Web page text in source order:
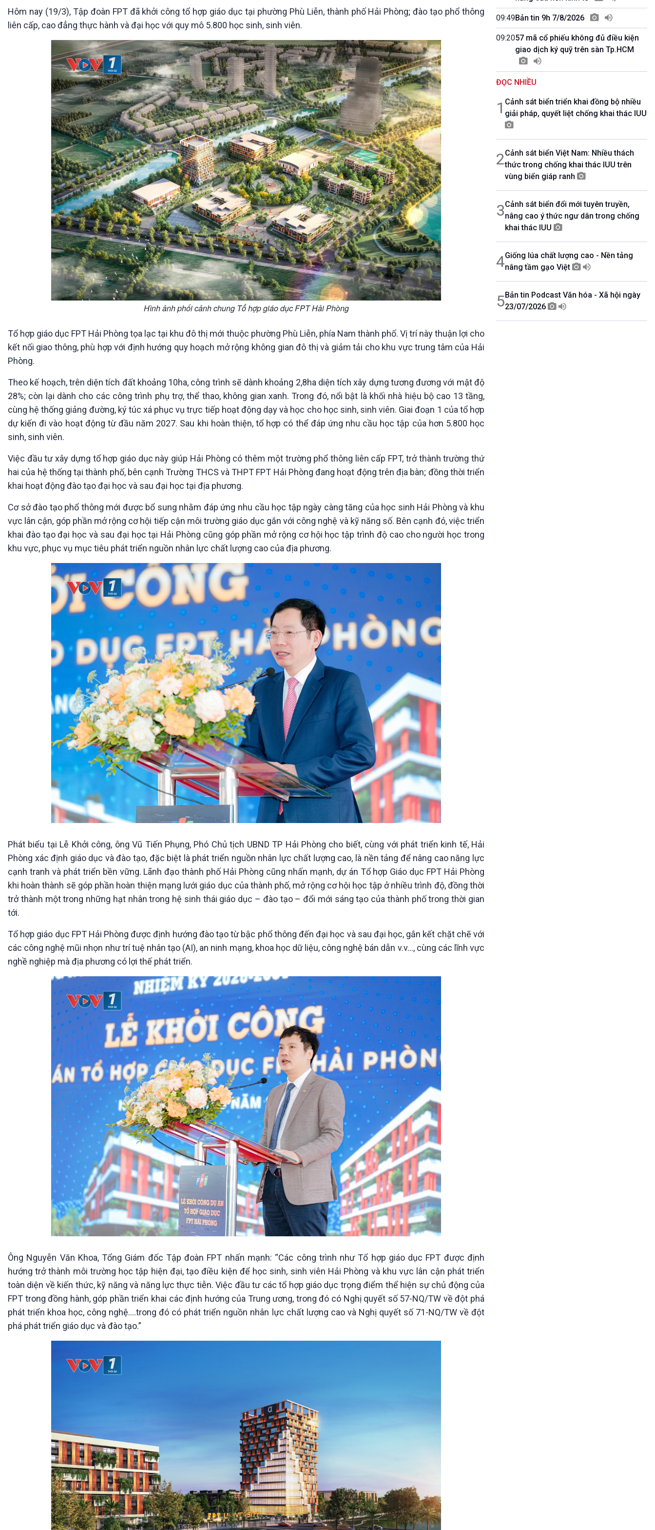
Chuyển đổi Xanh
Tài nguyên và Môi trường
Chuyên gia của bạn
Xã hội chuyển động
Bước chân đến trường
Sống chung với biến đổi
khí hậu
Câu chuyện Thể thao
Infographic
10 phút Sự kiện - Luận bàn
Câu chuyện thời sự
Dòng chảy sự kiện
Đối thoại
Diễn đàn chủ nhật
VOV1 đặc biệt
Thanh âm ký sự
Chân dung cuộc sống
Các chương trình đặc biệt
Hôm nay (19/3), Tập đoàn FPT đã khởi công tổ hợp giáo dục tại phường Phù Liễn, thành phố Hải Phòng; đào tạo phổ thông
liên cấp, cao đẳng thực hành và đại học với quy mô 5.800 học sinh, sinh viên.
Hình ảnh phối cảnh chung Tổ hợp giáo dục FPT Hải Phòng
Tổ hợp giáo dục FPT Hải Phòng tọa lạc tại khu đô thị mới thuộc phường Phù Liễn, phía Nam thành phố. Vị trí này thuận lợi cho
kết nối giao thông, phù hợp với định hướng quy hoạch mở rộng không gian đô thị và giảm tải cho khu vực trung tâm của Hải
Phòng.
Theo kế hoạch, trên diện tích đất khoảng 10ha, công trình sẽ dành khoảng 2,8ha diện tích xây dựng tương đương với mật độ
28%; còn lại dành cho các công trình phụ trợ, thể thao, không gian xanh. Trong đó, nổi bật là khối nhà hiệu bộ cao 13 tầng,
cùng hệ thống giảng đường, ký túc xá phục vụ trực tiếp hoạt động dạy và học cho học sinh, sinh viên. Giai đoạn 1 của tổ hợp
dự kiến đi vào hoạt động từ đầu năm 2027. Sau khi hoàn thiện, tổ hợp có thể đáp ứng nhu cầu học tập của hơn 5.800 học
sinh, sinh viên.
Việc đầu tư xây dựng tổ hợp giáo dục này giúp Hải Phòng có thêm một trường phổ thông liên cấp FPT, trở thành trường thứ
hai của hệ thống tại thành phố, bên cạnh Trường THCS và THPT FPT Hải Phòng đang hoạt động trên địa bàn; đồng thời triển
khai hoạt động đào tạo đại học và sau đại học tại địa phương.
Cơ sở đào tạo phổ thông mới được bổ sung nhằm đáp ứng nhu cầu học tập ngày càng tăng của học sinh Hải Phòng và khu
vực lân cận, góp phần mở rộng cơ hội tiếp cận môi trường giáo dục gắn với công nghệ và kỹ năng số. Bên cạnh đó, việc triển
khai đào tạo đại học và sau đại học tại Hải Phòng cũng góp phần mở rộng cơ hội học tập trình độ cao cho người học trong
khu vực, phục vụ mục tiêu phát triển nguồn nhân lực chất lượng cao của địa phương.
Phát biểu tại Lễ Khởi công, ông Vũ Tiến Phụng, Phó Chủ tịch UBND TP Hải Phòng cho biết, cùng với phát triển kinh tế, Hải
Phòng xác định giáo dục và đào tạo, đặc biệt là phát triển nguồn nhân lực chất lượng cao, là nền tảng để nâng cao năng lực
cạnh tranh và phát triển bền vững. Lãnh đạo thành phố Hải Phòng cũng nhấn mạnh, dự án Tổ hợp Giáo dục FPT Hải Phòng
khi hoàn thành sẽ góp phần hoàn thiện mạng lưới giáo dục của thành phố, mở rộng cơ hội học tập ở nhiều trình độ, đồng thời
trở thành một trong những hạt nhân trong hệ sinh thái giáo dục – đào tạo – đổi mới sáng tạo của thành phố trong thời gian
tới.
Tổ hợp giáo dục FPT Hải Phòng được định hướng đào tạo từ bậc phổ thông đến đại học và sau đại học, gắn kết chặt chẽ với
các công nghệ mũi nhọn như trí tuệ nhân tạo (AI), an ninh mạng, khoa học dữ liệu, công nghệ bán dẫn v.v…, cùng các lĩnh vực
nghề nghiệp mà địa phương có lợi thế phát triển.
Ông Nguyễn Văn Khoa, Tổng Giám đốc Tập đoàn FPT nhấn mạnh: “Các công trình như Tổ hợp giáo dục FPT được định
hướng trở thành môi trường học tập hiện đại, tạo điều kiện để học sinh, sinh viên Hải Phòng và khu vực lân cận phát triển
toàn diện về kiến thức, kỹ năng và năng lực thực tiễn. Việc đầu tư các tổ hợp giáo dục trọng điểm thể hiện sự chủ động của
FPT trong đồng hành, góp phần triển khai các định hướng của Trung ương, trong đó có Nghị quyết số 57-NQ/TW về đột phá
phát triển khoa học, công nghệ....trong đó có phát triển nguồn nhân lực chất lượng cao và Nghị quyết số 71-NQ/TW về đột
phá phát triển giáo dục và đào tạo.”
09:49Bản tin 9h 7/8/2026
09:2057 mã cổ phiếu không đủ điều kiện
giao dịch ký quỹ trên sàn Tp.HCM
ĐỌC NHIỀU
1 Cảnh sát biển triển khai đồng bộ nhiều
giải pháp, quyết liệt chống khai thác IUU
2Cảnh sát biển Việt Nam: Nhiều thách
thức trong chống khai thác IUU trên
vùng biển giáp ranh
3Cảnh sát biển đổi mới tuyên truyền,
nâng cao ý thức ngư dân trong chống
khai thác IUU
4Giống lúa chất lượng cao - Nền tảng
nâng tầm gạo Việt
5Bản tin Podcast Văn hóa - Xã hội ngày
23/07/2026